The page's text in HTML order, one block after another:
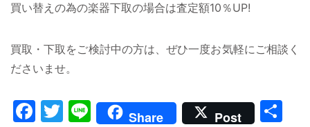
買い替えの為の楽器下取の場合は査定額10％UP!
買取・下取をご検討中の方は、ぜひ一度お気軽にご相談く
ださいませ。
Facebook
Twitter
LineShare Post